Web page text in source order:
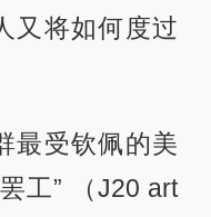
又将如何度过
最受钦佩的美
工” （J20 art